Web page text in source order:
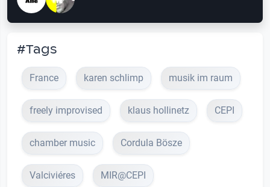
#Tags
France karen schlimp musik im raum
freely improvised klaus hollinetz CEPI
chamber music Cordula Bösze
Valciviéres MIR@CEPI